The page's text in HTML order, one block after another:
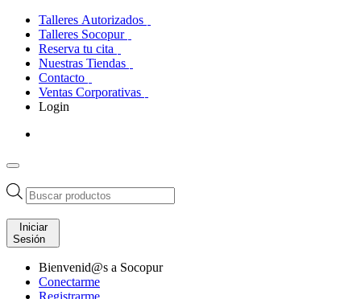
Talleres Autorizados
Talleres Socopur
Reserva tu cita
Nuestras Tiendas
Contacto
Ventas Corporativas
Login
Búsqueda
de
productos
Iniciar
Sesión
Bienvenid@s a Socopur
Conectarme
Registrarme